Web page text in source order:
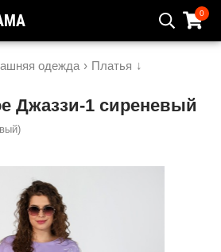
0
одежда › Платья ↓
Джаззи-1 сиреневый